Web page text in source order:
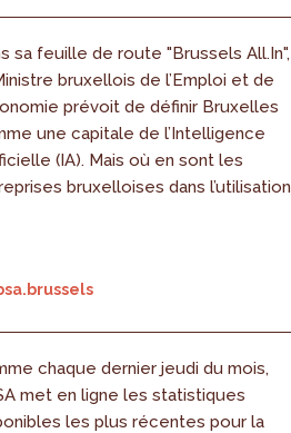
sa feuille de route "Brussels All.In",
bruxellois de l’Emploi et de
prévoit de définir Bruxelles
une capitale de l’Intelligence
(IA). Mais où en sont les
bruxelloises dans l’utilisation
chaque dernier jeudi du mois,
met en ligne les statistiques
les plus récentes pour la